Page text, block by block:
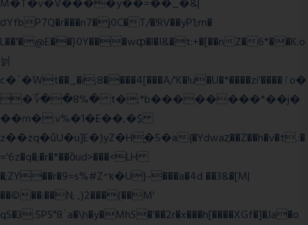
M�T�v�V����y��=��_�&|
σYfbP7Q�r���n7�j0C�T/�!RV��yP1;m�
L��'�@E��}0Y���wȹ�l�I&�t:+�[��nZ�6*��K:o
늵
c�`�ۨWt��_�i;8����4[���A/'K�!u�U�*����zi'����ٵo�
�؆��8%� t�;*b��������*��j�
��m�:v%�1�E��,�$
z��zq�ůU�u]E�)yZ�Hׇ�5�a{�Ydwaȥ��Z��h�v�t.:�
='6z�q�;�r�*��ȍud>���<LH
�;ZY��r�9=s%#Z^ҡ�U}-���a�4d ��3&�[M|
��©��:��N; ,)2���(��M'
qS�3:5PS"8`a�\h�y�MhS�'��2r�x���h[����XGf�]�Ja�o